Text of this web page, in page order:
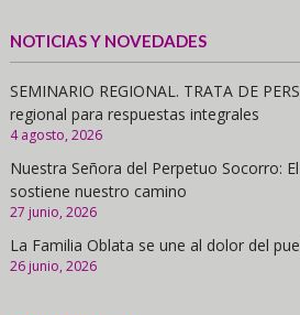
NOTICIAS Y NOVEDADES
SEMINARIO REGIONAL. TRATA DE
regional para respuestas integrales
4 agosto, 2026
Nuestra Señora del Perpetuo Socorro:
sostiene nuestro camino
27 junio, 2026
La Familia Oblata se une al dolor del
26 junio, 2026